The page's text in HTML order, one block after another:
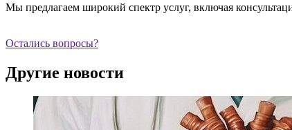
Мы предлагаем широкий спектр услуг, включая
Остались вопросы?
Другие новости